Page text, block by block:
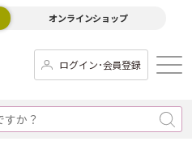
オンラインショップ
ログイン･会員登録